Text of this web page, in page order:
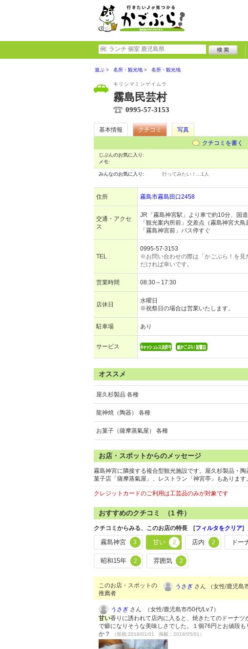
遊ぶ 名所・観光地 名所・観光地
キリシマミンゲイムラ
霧島民芸村
0995-57-3153
基本情報 クチコミ
写真
クチコミを書く
じぶんのお気に入り:
メモ:
みんなのお気に入り: 行ってみたい！… 1人
住所 霧島市霧島田口2458
交通・アクセ
ス
JR「霧島神宮駅」より車で約10分、国
「観光案内所前」交差点（霧島神宮大
「霧島神宮前」バス停すぐ
TEL
0995-57-3153
※お問い合わせの際は「かごぶら！を見
だければ幸いです。
営業時間 08:30～17:30
店休日
水曜日
※祝祭日の場合は営業いたします。
駐車場 あり
サービス
オススメ
屋久杉製品 各種
龍神焼（陶器） 各種
お菓子（薩摩蒸氣屋） 各種
お店・スポットからのメッセージ
霧島神宮に隣接する複合型観光施設です。屋久杉製品・
菓子店「薩摩蒸氣屋」、レストラン「神宮亭」もありま
クレジットカードのご利用は工芸品のみが対象です
おすすめのクチコミ （1 件）
クチコミからみる、このお店の特長 [フィルタをクリア]
霧島神宮 3 甘い 2 店内 2 ドー
昭和15年 2 雰囲気 2
このお店・スポットの
推薦者
うさぎ さん （女性/鹿児島
うさぎ さん （女性/鹿児島市/50代/Lv.7）
甘い香りに誘われて店内に入ると、焼きたてのドーナ
で癖になりそうな美味しさでした。１個76円とお値段
か？
（投稿:2018/01/01 掲載：2018/05/01）